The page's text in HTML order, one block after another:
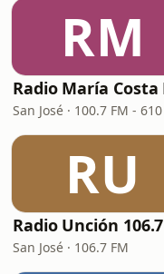
RM
San José · 100.7 FM -
RU
Radio Unción
San José · 106.7 FM